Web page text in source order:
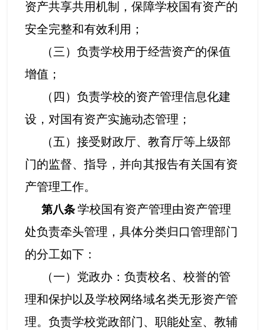
资产共享共用机制，保障学校国有资产的
安全完整和有效利用；
（三）负责学校用于经营资产的保值
增值；
（四）负责学校的资产管理信息化建
设，对国有资产实施动态管理；
（五）接受财政厅、教育厅等上级部
门的监督、指导，并向其报告有关国有资
产管理工作。
第八条学校国有资产管理由资产管理
处负责牵头管理，具体分类归口管理部门
的分工如下：
（一）党政办：负责校名、校誉的管
理和保护以及学校网络域名类无形资产管
理。负责学校党政部门、职能处室、教辅